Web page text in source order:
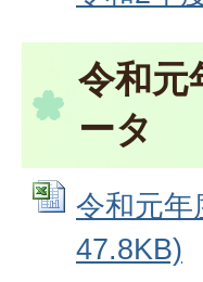
令和元
ータ
令和元年
47.8KB)